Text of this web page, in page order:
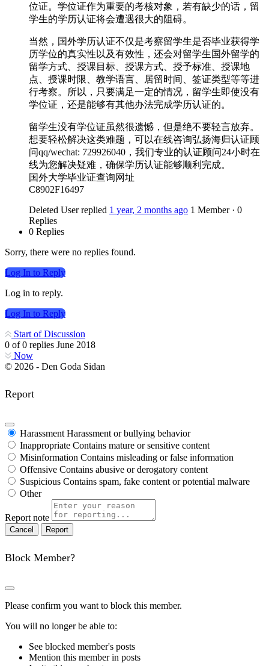
位证。学位证作为重要的考核对象，若有缺少的话，留
学生的学历认证将会遭遇很大的阻碍。
当然，国外学历认证不仅是考察留学生是否毕业获得学
历学位的真实性以及有效性，还会对留学生国外留学的
留学方式、授课目标、授课方式、授予标准、授课地
点、授课时限、教学语言、居留时间、签证类型等等进
行考察。所以，只要满足一定的情况，留学生即使没有
学位证，还是能够有其他办法完成学历认证的。
留学生没有学位证虽然很遗憾，但是绝不要轻言放弃。
想要轻松解决这类难题，可以在线咨询弘扬海归认证顾
问qq/wechat: 729926040，我们专业的认证顾问24小时在
线为您解决疑难，确保学历认证能够顺利完成。
国外大学毕业证查询网址
C8902F16497
Deleted User replied 1 year, 2 months ago 1 Member · 0
Replies
0 Replies
Sorry, there were no replies found.
Log In to Reply
Log in to reply.
Log In to Reply
Start of Discussion
0 of0 replies June 2018
Now
© 2026 - Den Goda Sidan
Report
Harassment Harassment or bullying behavior
Inappropriate Contains mature or sensitive content
Misinformation Contains misleading or false information
Offensive Contains abusive or derogatory content
Suspicious Contains spam, fake content or potential malware
Other
Report note
Report
Block Member?
Please confirm you want to block this member.
You will no longer be able to:
See blocked member's posts
Mention this member in posts